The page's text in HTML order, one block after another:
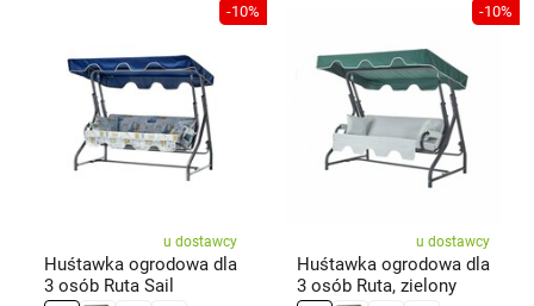
-10%
u dostawcy
Huśtawka ogrodowa dla
3 osób Ruta Sail
-10%
u dostawcy
Huśtawka ogrodowa dla
3 osób Ruta, zielony